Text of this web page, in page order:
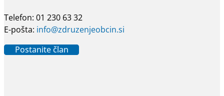
Telefon: 01 230 63 32
E-pošta: info@zdruzenjeobcin.si
Postanite član